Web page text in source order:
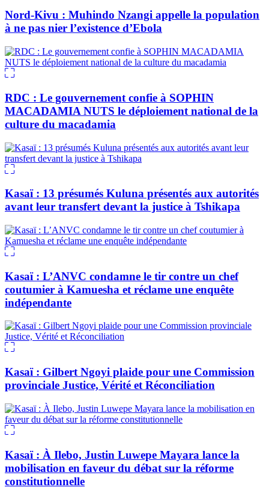
Nord-Kivu : Muhindo Nzangi appelle la population
à ne pas nier l’existence d’Ebola
RDC : Le gouvernement confie à SOPHIN
MACADAMIA NUTS le déploiement national de la
culture du macadamia
Kasaï : 13 présumés Kuluna présentés aux autorités
avant leur transfert devant la justice à Tshikapa
Kasaï : L’ANVC condamne le tir contre un chef
coutumier à Kamuesha et réclame une enquête
indépendante
Kasaï : Gilbert Ngoyi plaide pour une Commission
provinciale Justice, Vérité et Réconciliation
Kasaï : À Ilebo, Justin Luwepe Mayara lance la
mobilisation en faveur du débat sur la réforme
constitutionnelle